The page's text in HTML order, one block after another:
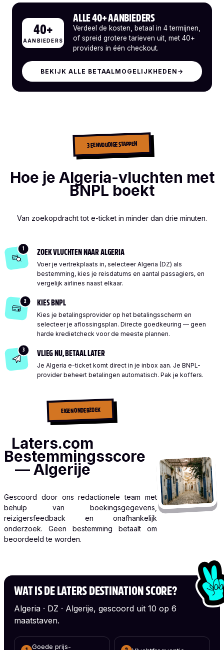
40+
AANBIEDERS
ALLE 40+ AANBIEDERS
Verdeel de kosten, betaal in 4 termijnen,
of spreid grotere tarieven uit, met 40+
providers in één checkout.
BEKIJK ALLE BETAALMOGELIJKHEDEN →
3 EENVOUDIGE STAPPEN
Hoe je Algeria-vluchten met
BNPL boekt
Van zoekopdracht tot e-ticket in minder dan drie minuten.
1 ZOEK VLUCHTEN NAAR ALGERIA
Voer je vertrekplaats in, selecteer Algeria (DZ) als
bestemming, kies je reisdatums en aantal passagiers, en
vergelijk airlines naast elkaar.
2 KIES BNPL
Kies je betalingsprovider op het betalingsscherm en
selecteer je aflossingsplan. Directe goedkeuring — geen
harde kredietcheck voor de meeste plannen.
3 VLIEG NU, BETAAL LATER
Je Algeria e-ticket komt direct in je inbox aan. Je BNPL-
provider beheert betalingen automatisch. Pak je koffers.
EIGEN ONDERZOEK
Laters.com
Bestemmingsscore
— Algerije
Gescoord door ons redactionele team met
behulp van boekingsgegevens,
reizigersfeedback en onafhankelijk
onderzoek. Geen bestemming betaalt om
beoordeeld te worden.
WAT IS DE LATERS DESTINATION SCORE?
Algeria · DZ · Algerije, gescoord uit 10 op 6
maatstaven.
Goede prijs-